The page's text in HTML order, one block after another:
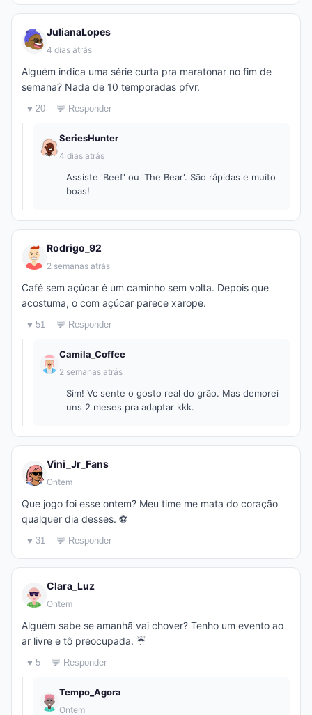
JulianaLopes
4 dias atrás
Alguém indica uma série curta pra maratonar no fim de
semana? Nada de 10 temporadas pfvr.
♥ 20 💬 Responder
SeriesHunter
4 dias atrás
Assiste 'Beef' ou 'The Bear'. São rápidas e muito
boas!
Rodrigo_92
2 semanas atrás
Café sem açúcar é um caminho sem volta. Depois que
acostuma, o com açúcar parece xarope.
♥ 51 💬 Responder
Camila_Coffee
2 semanas atrás
Sim! Vc sente o gosto real do grão. Mas demorei
uns 2 meses pra adaptar kkk.
Vini_Jr_Fans
Ontem
Que jogo foi esse ontem? Meu time me mata do coração
qualquer dia desses. ⚽
♥ 31 💬 Responder
Clara_Luz
Ontem
Alguém sabe se amanhã vai chover? Tenho um evento ao
ar livre e tô preocupada. ☔
♥ 5 💬 Responder
Tempo_Agora
Ontem